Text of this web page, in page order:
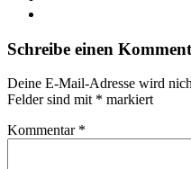
Schreibe einen
Deine E-Mail-Adresse wird
Felder sind mit * markiert
Kommentar *